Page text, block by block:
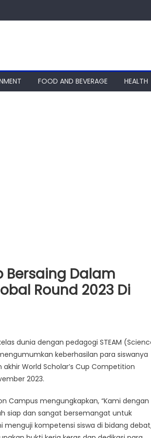
FOOD AND BEVERAGE HEALTH
Bersaing Dalam
Round 2023 Di
dunia dengan pedagogi STEAM
keberhasilan para siswanya
World Scholar’s Cup Competition
2023.
Campus mengungkapkan, “Kami dengan
siap dan sangat bersemangat untuk
menguji kompetensi siswa di bidang